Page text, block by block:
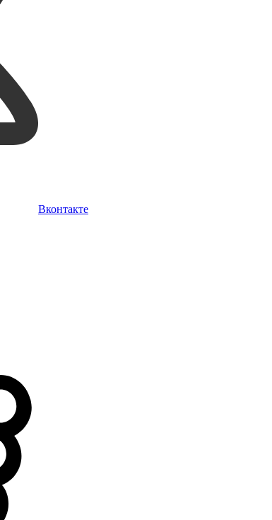
Вконтакте